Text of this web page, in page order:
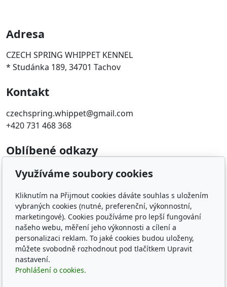
Adresa
CZECH SPRING WHIPPET KENNEL
* Studánka 189, 34701 Tachov
Kontakt
czechspring.whippet@gmail.com
+420 731 468 368
Oblíbené odkazy
ČMKU
Whippet Fun Club
KCHCHADP
Klub chovatelov chrtov
The whippets archives
Sledujte nás
Využíváme soubory cookies
Kliknutím na Přijmout cookies dáváte souhlas s uložením
vybraných cookies (nutné, preferenční, výkonnostní,
marketingové). Cookies používáme pro lepší fungování
našeho webu, měření jeho výkonnosti a cílení a
personalizaci reklam. To jaké cookies budou uloženy,
můžete svobodně rozhodnout pod tlačítkem Upravit
nastavení.
Prohlášení o cookies.